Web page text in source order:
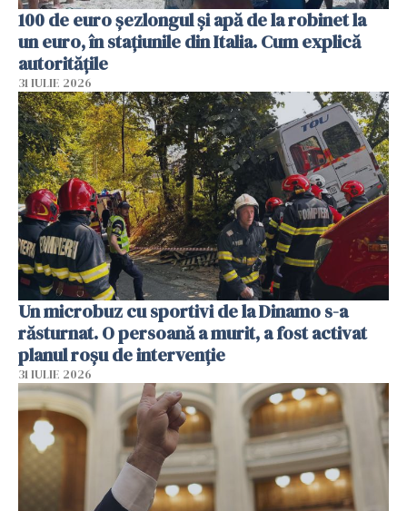
100 de euro șezlongul și apă de la robinet la
un euro, în stațiunile din Italia. Cum explică
autoritățile
31 IULIE 2026
Un microbuz cu sportivi de la Dinamo s-a
răsturnat. O persoană a murit, a fost activat
planul roșu de intervenție
31 IULIE 2026